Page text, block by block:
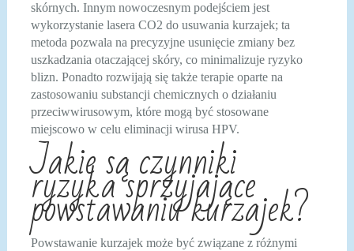
skórnych. Innym nowoczesnym podejściem jest
wykorzystanie lasera CO2 do usuwania kurzajek; ta
metoda pozwala na precyzyjne usunięcie zmiany bez
uszkadzania otaczającej skóry, co minimalizuje ryzyko
blizn. Ponadto rozwijają się także terapie oparte na
zastosowaniu substancji chemicznych o działaniu
przeciwwirusowym, które mogą być stosowane
miejscowo w celu eliminacji wirusa HPV.
Jakie są czynniki
ryzyka sprzyjające
powstawaniu kurzajek?
Powstawanie kurzajek może być związane z różnymi